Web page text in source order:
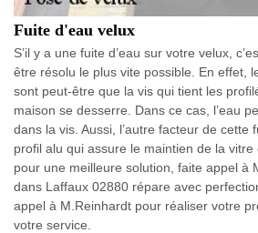
Fuite d'eau velux
S’il y a une fuite d’eau sur votre velux,
être résolu le plus vite possible. En effet,
sont peut-être que la vis qui tient les
maison se desserre. Dans ce cas, l’eau
dans la vis. Aussi, l’autre facteur de cette
profil alu qui assure le maintien de la vitre
pour une meilleure solution, faite appel à
dans Laffaux 02880 répare avec
appel à M.Reinhardt pour réaliser votre
votre service.